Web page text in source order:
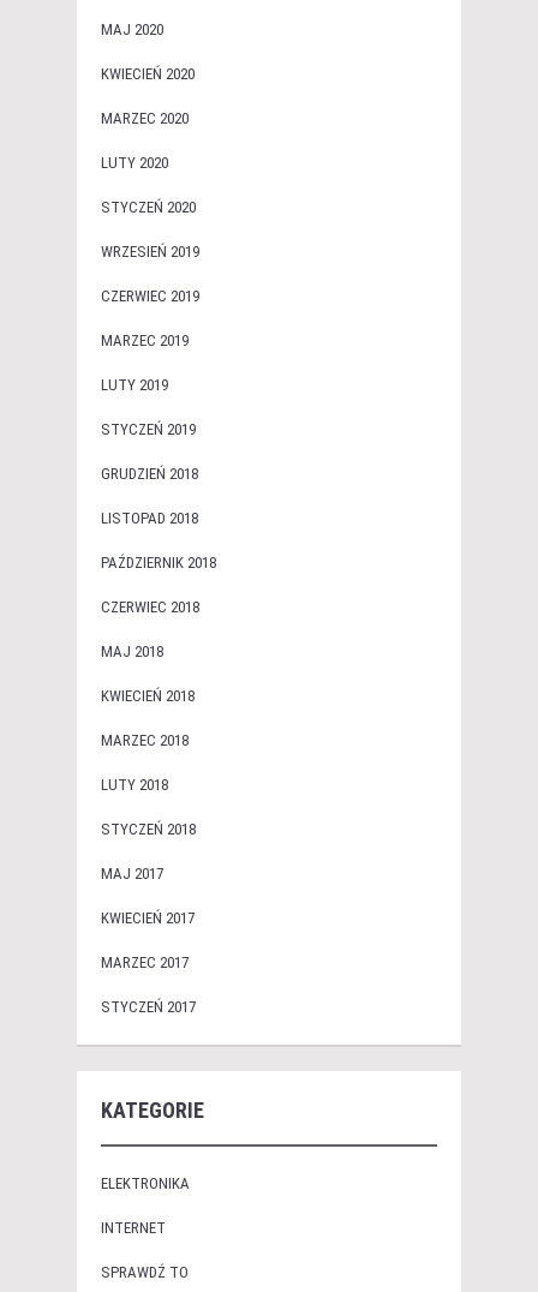
MAJ 2020
KWIECIEŃ 2020
MARZEC 2020
LUTY 2020
STYCZEŃ 2020
WRZESIEŃ 2019
CZERWIEC 2019
MARZEC 2019
LUTY 2019
STYCZEŃ 2019
GRUDZIEŃ 2018
LISTOPAD 2018
PAŹDZIERNIK 2018
CZERWIEC 2018
MAJ 2018
KWIECIEŃ 2018
MARZEC 2018
LUTY 2018
STYCZEŃ 2018
MAJ 2017
KWIECIEŃ 2017
MARZEC 2017
STYCZEŃ 2017
KATEGORIE
ELEKTRONIKA
INTERNET
SPRAWDŹ TO